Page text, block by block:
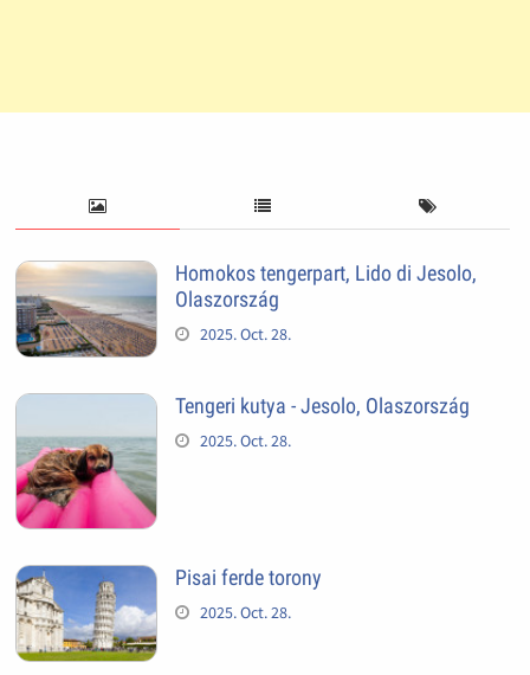
Homokos tengerpart, Lido di Jesolo,
Olaszország
2025. Oct. 28.
Tengeri kutya - Jesolo, Olaszország
2025. Oct. 28.
Pisai ferde torony
2025. Oct. 28.